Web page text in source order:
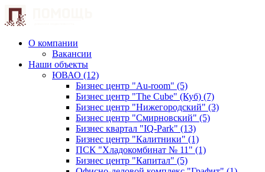
О компании
Вакансии
Наши объекты
ЮВАО (12)
Бизнес центр "Au-room" (5)
Бизнес центр "The Cube" (Куб) (7)
Бизнес центр "Нижегородский" (3)
Бизнес центр "Смирновский" (5)
Бизнес квартал "IQ-Park" (13)
Бизнес центр "Калитники" (1)
ПСК "Хладокомбинат № 11" (1)
Бизнес центр "Капитал" (5)